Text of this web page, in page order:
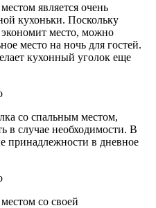
является очень
кухоньки. Поскольку
экономит место, можно
место на ночь для гостей.
кухонный уголок еще
со спальным местом,
в случае необходимости. В
принадлежности в дневное
со своей